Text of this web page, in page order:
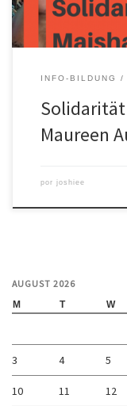
INFO-BILDUNG
Solidarität
Maureen
por joshiee
AUGUST 2026
M T W
3 4 5
10 11 12